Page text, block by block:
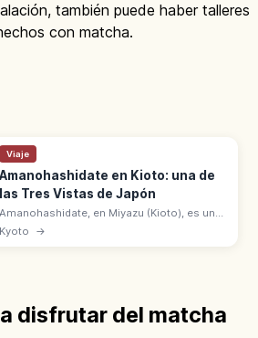
también puede haber talleres
con matcha.
Viaje
Amanohashidate en Kioto: una de
las Tres Vistas de Japón
Amanohashidate, en Miyazu (Kioto), es una
de las Tres Vistas de Japón con
Matsushima y Miyajima. Banco de arena de
Kyoto →
disfrutar del matcha